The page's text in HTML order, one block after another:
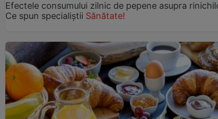
Efectele consumului zilnic de pepene asupra
Ce spun specialiștii Sănătate!